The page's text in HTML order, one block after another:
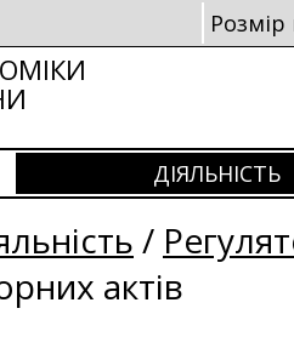
ДІЯЛЬНІСТЬ
/
актів